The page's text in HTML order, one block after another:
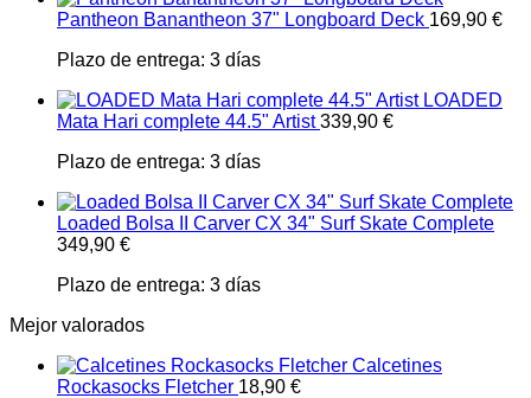
Pantheon Banantheon 37" Longboard Deck 169,90 €
Plazo de entrega: 3 días
LOADED
Mata Hari complete 44.5" Artist 339,90 €
Plazo de entrega: 3 días
Loaded Bolsa II Carver CX 34" Surf Skate Complete
349,90 €
Plazo de entrega: 3 días
Mejor valorados
Calcetines
Rockasocks Fletcher 18,90 €